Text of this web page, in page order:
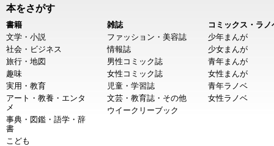
本をさがす
書籍
文学・小説
社会・ビジネス
旅行・地図
趣味
実用・教育
アート・教養・エンタ
メ
事典・図鑑・語学・辞
書
こども
雑誌
ファッション・美容誌
情報誌
男性コミック誌
女性コミック誌
児童・学習誌
文芸・教育誌・その他
ウイークリーブック
コミックス・ラノ
少年まんが
少女まんが
青年まんが
女性まんが
青年ラノベ
女性ラノベ